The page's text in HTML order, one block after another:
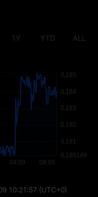
1Y YTD ALL
10:21:57 (UTC+0)